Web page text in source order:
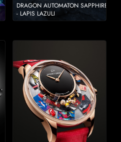
DRAGON AUTOMATON SAPPHIRE
- LAPIS LAZULI